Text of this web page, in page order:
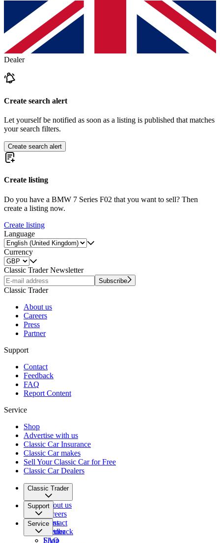
Dealer
Create search alert
Let yourself be notified as soon as a listing is published that matches
your search filters.
Create search alert
Create listing
Do you have a BMW 7 Series F02 that you want to sell? Then
create a listing now.
Create listing
Language
Currency
Classic Trader Newsletter
Subscribe
Classic Trader
About us
Careers
Press
Partner
Support
Contact
Feedback
FAQ
Report Content
Service
Shop
Advertise with us
Classic Car Insurance
Classic Car makes
Sell Your Classic Car for Free
Classic Car Dealers
Classic Trader
About us
Careers
Press
Partner
Support
Contact
Feedback
FAQ
Service
Shop